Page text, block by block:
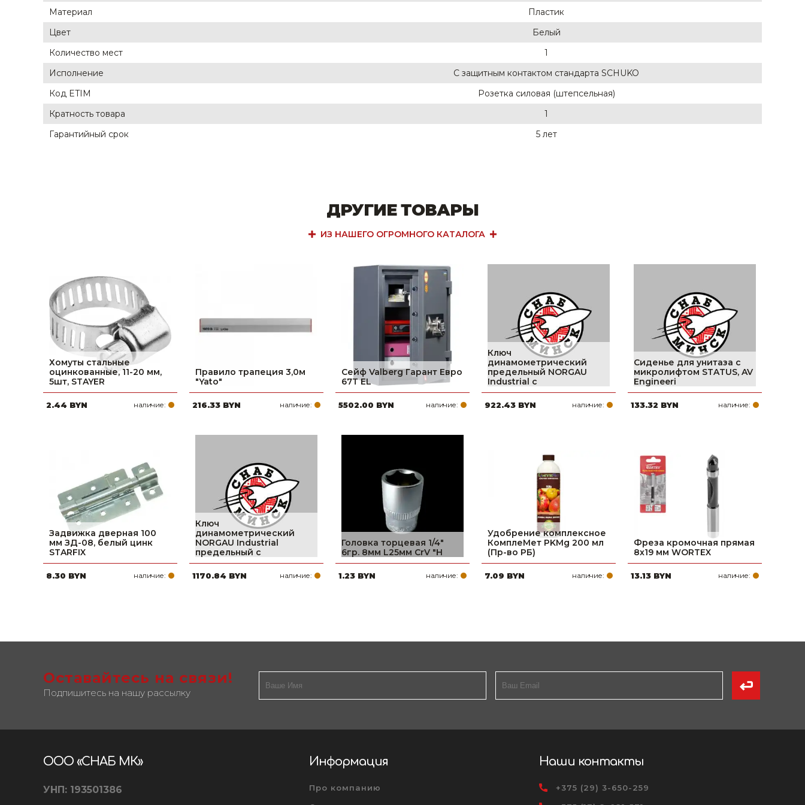
Материал
Пластик
Цвет
Белый
Количество мест
1
Исполнение
С защитным контактом стандарта SCHUKO
Код ETIM
Розетка силовая (штепсельная)
Кратность товара
1
Гарантийный срок
5 лет
ДРУГИЕ ТОВАРЫ
ИЗ НАШЕГО ОГРОМНОГО КАТАЛОГА
Хомуты стальные
оцинкованные, 11-20 мм,
5шт, STAYER
2.44 BYN наличие:
Правило трапеция 3,0м
"Yato"
216.33 BYN наличие:
Сейф Valberg Гарант Евро
67T EL
5502.00 BYN наличие:
Ключ
динамометрический
предельный NORGAU
Industrial с
922.43 BYN наличие:
Сиденье для унитаза с
микролифтом STATUS, AV
Engineeri
133.32 BYN наличие:
Задвижка дверная 100
мм ЗД-08, белый цинк
STARFIX
8.30 BYN наличие:
Ключ
динамометрический
NORGAU Industrial
предельный с
1170.84 BYN наличие:
Головка торцевая 1/4"
6гр. 8мм L25мм CrV "H
1.23 BYN наличие:
Удобрение комплексное
КомплеМет PKMg 200 мл
(Пр-во РБ)
7.09 BYN наличие:
Фреза кромочная прямая
8х19 мм WORTEX
13.13 BYN наличие:
Оставайтесь на связи!
Подпишитесь на нашу рассылку
ООО «СНАБ МК»
УНП: 193501386
Информация
Про компанию
Наши контакты
+375 (29) 3-650-259